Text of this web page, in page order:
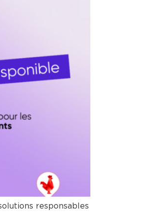
responsables